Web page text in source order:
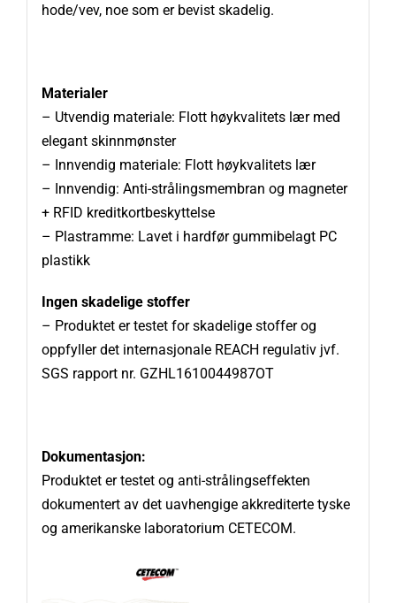
hode/vev, noe som er bevist skadelig.
Materialer
– Utvendig materiale: Flott høykvalitets lær med
elegant skinnmønster
– Innvendig materiale: Flott høykvalitets lær
– Innvendig: Anti-strålingsmembran og magneter
+ RFID kreditkortbeskyttelse
– Plastramme: Lavet i hardfør gummibelagt PC
plastikk
Ingen skadelige stoffer
– Produktet er testet for skadelige stoffer og
oppfyller det internasjonale REACH regulativ jvf.
SGS rapport nr. GZHL1610044987OT
Dokumentasjon:
Produktet er testet og anti-strålingseffekten
dokumentert av det uavhengige akkrediterte tyske
og amerikanske laboratorium CETECOM.